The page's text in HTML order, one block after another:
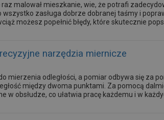
malował mieszkanie, wie, że potrafi
zasługa dobrze dobranej taśmy i
możesz popełnić błędy, które skutecznie
narzędzia miernicze
mierzenia odległości, a pomiar odbywa się za
między dwoma punktami. Za pomocą
w obsłudze, co ułatwia pracę każdemu i w